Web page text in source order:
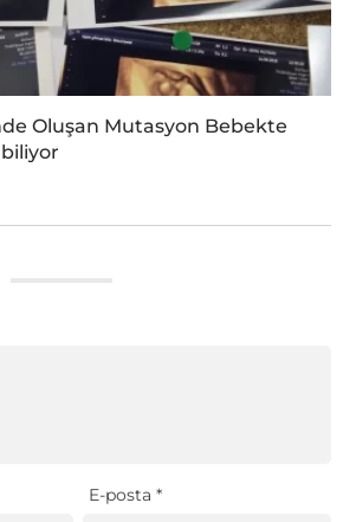
Oluşan Mutasyon Bebekte
E-posta*